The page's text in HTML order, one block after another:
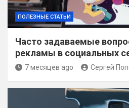
ПОЛЕЗНЫЕ СТАТЬИ
Часто задаваемые
рекламы в социальных
7 месяцев ago Сергей